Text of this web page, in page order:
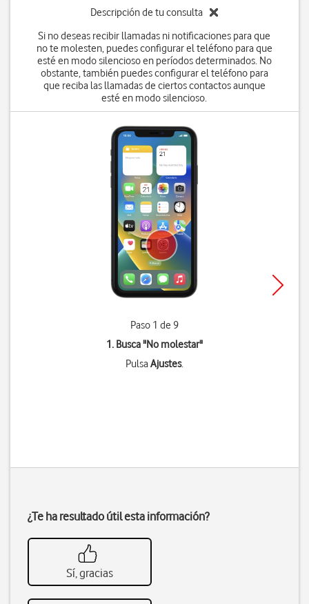
Descripción de tu consulta
Si no deseas recibir llamadas ni notificaciones para que
no te molesten, puedes configurar el teléfono para que
esté en modo silencioso en períodos determinados. No
obstante, también puedes configurar el teléfono para
que reciba las llamadas de ciertos contactos aunque
esté en modo silencioso.
Paso 1 de 9
1. Busca "No molestar"
PulsaAjustes.
¿Te ha resultado útil esta información?
Sí, gracias